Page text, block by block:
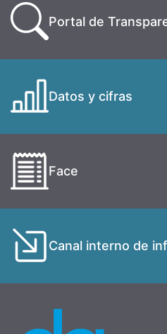
Portal de
Datos y cifras
Face
Canal interno de